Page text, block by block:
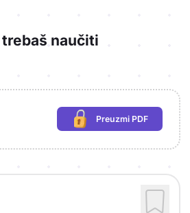
trebaš naučiti
Preuzmi PDF
(potrebna prijava)